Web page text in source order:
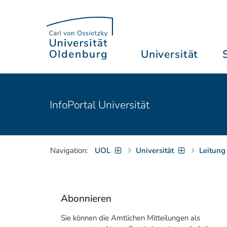
Universität
InfoPortal Universität
Navigation: UOL Universität
Abonnieren
Sie können die Amtlichen Mitteilungen als